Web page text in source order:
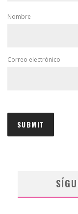
Nombre
Correo electrónico